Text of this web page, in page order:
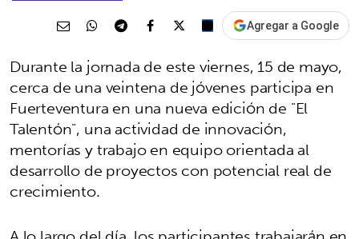
Agregar a Google
Durante la jornada de este viernes, 15 de mayo,
cerca de una veintena de jóvenes participa en
Fuerteventura en una nueva edición de "El
Talentón", una actividad de innovación,
mentorías y trabajo en equipo orientada al
desarrollo de proyectos con potencial real de
crecimiento.